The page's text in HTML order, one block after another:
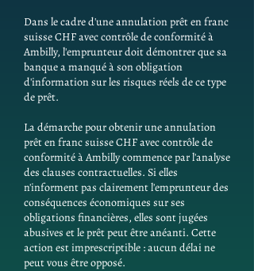
Dans le cadre d'une annulation prêt en franc
suisse CHF avec contrôle de conformité à
Ambilly, l'emprunteur doit démontrer que sa
banque a manqué à son obligation
d'information sur les risques réels de ce type
de prêt.
La démarche pour obtenir une annulation
prêt en franc suisse CHF avec contrôle de
conformité à Ambilly commence par l'analyse
des clauses contractuelles. Si elles
n'informent pas clairement l'emprunteur des
conséquences économiques sur ses
obligations financières, elles sont jugées
abusives et le prêt peut être anéanti. Cette
action est imprescriptible : aucun délai ne
peut vous être opposé.